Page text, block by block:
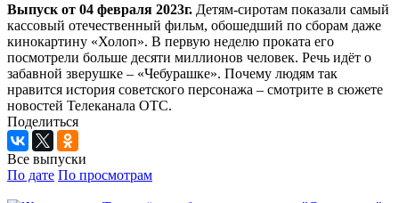
Выпуск от 04 февраля 2023г. Детям-сиротам показали самый
кассовый отечественный фильм, обошедший по сборам даже
кинокартину «Холоп». В первую неделю проката его
посмотрели больше десяти миллионов человек. Речь идёт о
забавной зверушке – «Чебурашке». Почему людям так
нравится история советского персонажа – смотрите в сюжете
новостей Телеканала ОТС.
Поделиться
Все выпуски
По дате По просмотрам